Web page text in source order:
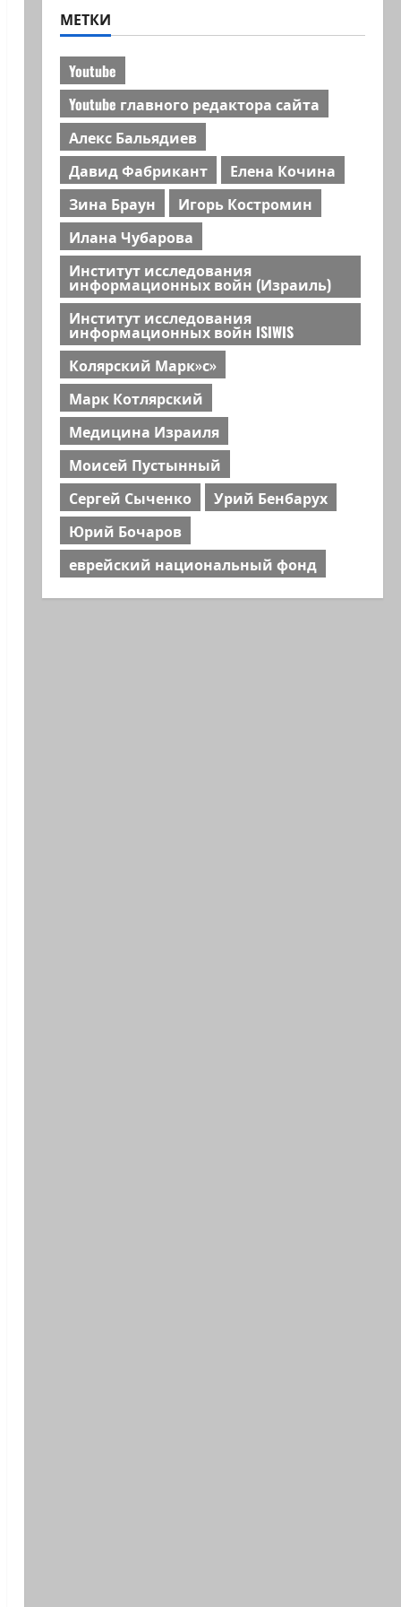
МЕТКИ
Youtube
Youtube главного редактора сайта
Алекс Бальядиев
Давид Фабрикант
Елена Кочина
Зина Браун
Игорь Костромин
Илана Чубарова
Институт исследования
информационных войн (Израиль)
Институт исследования
информационных войн ISIWIS
Колярский Марк»с»
Марк Котлярский
Медицина Израиля
Моисей Пустынный
Сергей Сыченко
Урий Бенбарух
Юрий Бочаров
еврейский национальный фонд